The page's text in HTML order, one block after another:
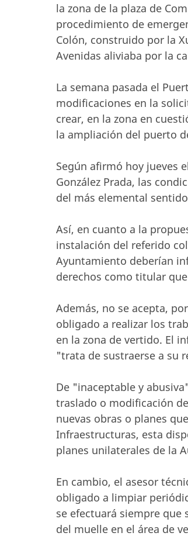
la zona de la plaza de
procedimiento de
Colón, construido por la
Avenidas aliviaba por la
La semana pasada el
modificaciones en la
crear, en la zona en
la ampliación del puerto
Según afirmó hoy jueves
González Prada, las
del más elemental
Así, en cuanto a la
instalación del referido
Ayuntamiento deberían
derechos como titular
Además, no se acepta,
obligado a realizar los
en la zona de vertido. El
"trata de sustraerse a su
De "inaceptable y
traslado o modificación
nuevas obras o planes
Infraestructuras, esta
planes unilaterales de la
En cambio, el asesor
obligado a limpiar
se efectuará siempre que
del muelle en el área de